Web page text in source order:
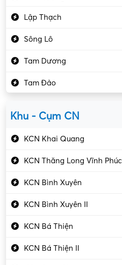
Kiểm soát chất lượng
Kỹ sư cơ khí
Kỹ sư điện
Kỹ thuật cao
Kỹ thuật mạng – IT
Làm bán thời gian
Lao động phổ thông
Lập trình – Phát triển
Lập Thạch
Sông Lô
Tam Dương
Tam Đảo
Khu - Cụm CN
KCN Khai Quang
KCN Thăng Long Vĩnh Phúc
KCN Bình Xuyên
KCN Bình Xuyên II
KCN Bá Thiện
KCN Bá Thiện II